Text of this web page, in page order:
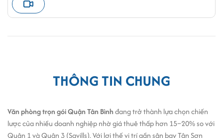
THÔNG TIN CHUNG
Văn phòng trọn gói Quận Tân Bìnhđang trở thành lựa chọn chiến
lược của nhiều doanh nghiệp nhờ giá thuê thấp hơn 15–20% so với
Quận 1 và Quận 3 (Savills). Với lợi thế vị trí gần sân bay Tân Sơn